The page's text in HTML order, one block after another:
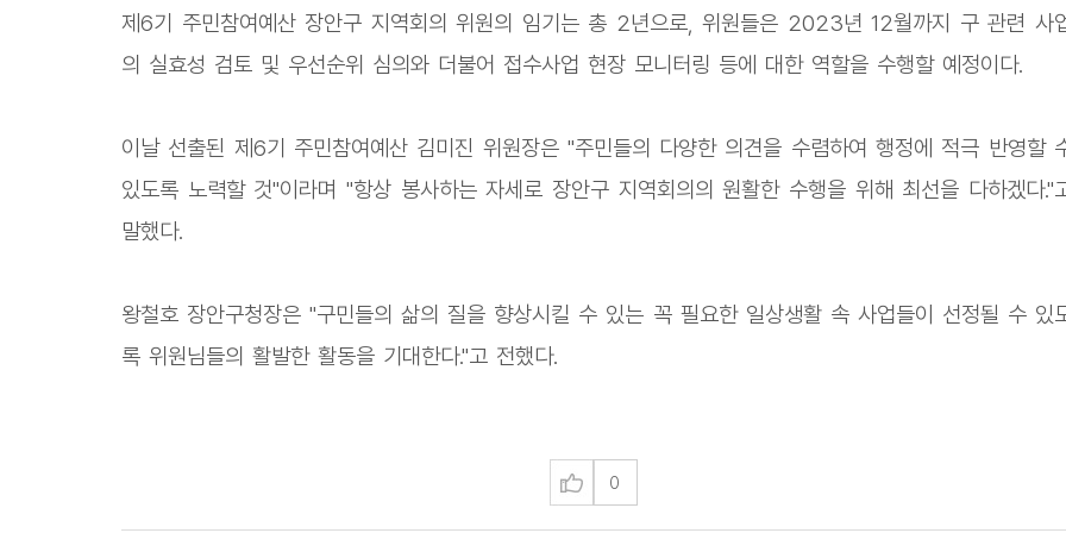
제6기 주민참여예산 장안구 지역회의 위원의 임기는 총 2년으로, 위원들은 2023년 12월까지 구 관련 사
의 실효성 검토 및 우선순위 심의와 더불어 접수사업 현장 모니터링 등에 대한 역할을 수행할 예정이다.
이날 선출된 제6기 주민참여예산 김미진 위원장은 "주민들의 다양한 의견을 수렴하여 행정에 적극 반영할
있도록 노력할 것"이라며 "항상 봉사하는 자세로 장안구 지역회의의 원활한 수행을 위해 최선을 다하겠다."
말했다.
왕철호 장안구청장은 "구민들의 삶의 질을 향상시킬 수 있는 꼭 필요한 일상생활 속 사업들이 선정될 수 있
록 위원님들의 활발한 활동을 기대한다."고 전했다.
0